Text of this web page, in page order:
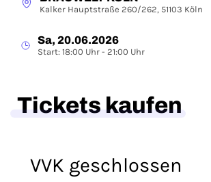
Kalker Hauptstraße 260/262, 51103 Köln
Sa, 20.06.2026
Start: 18:00 Uhr - 21:00 Uhr
Tickets kaufen
VVK geschlossen